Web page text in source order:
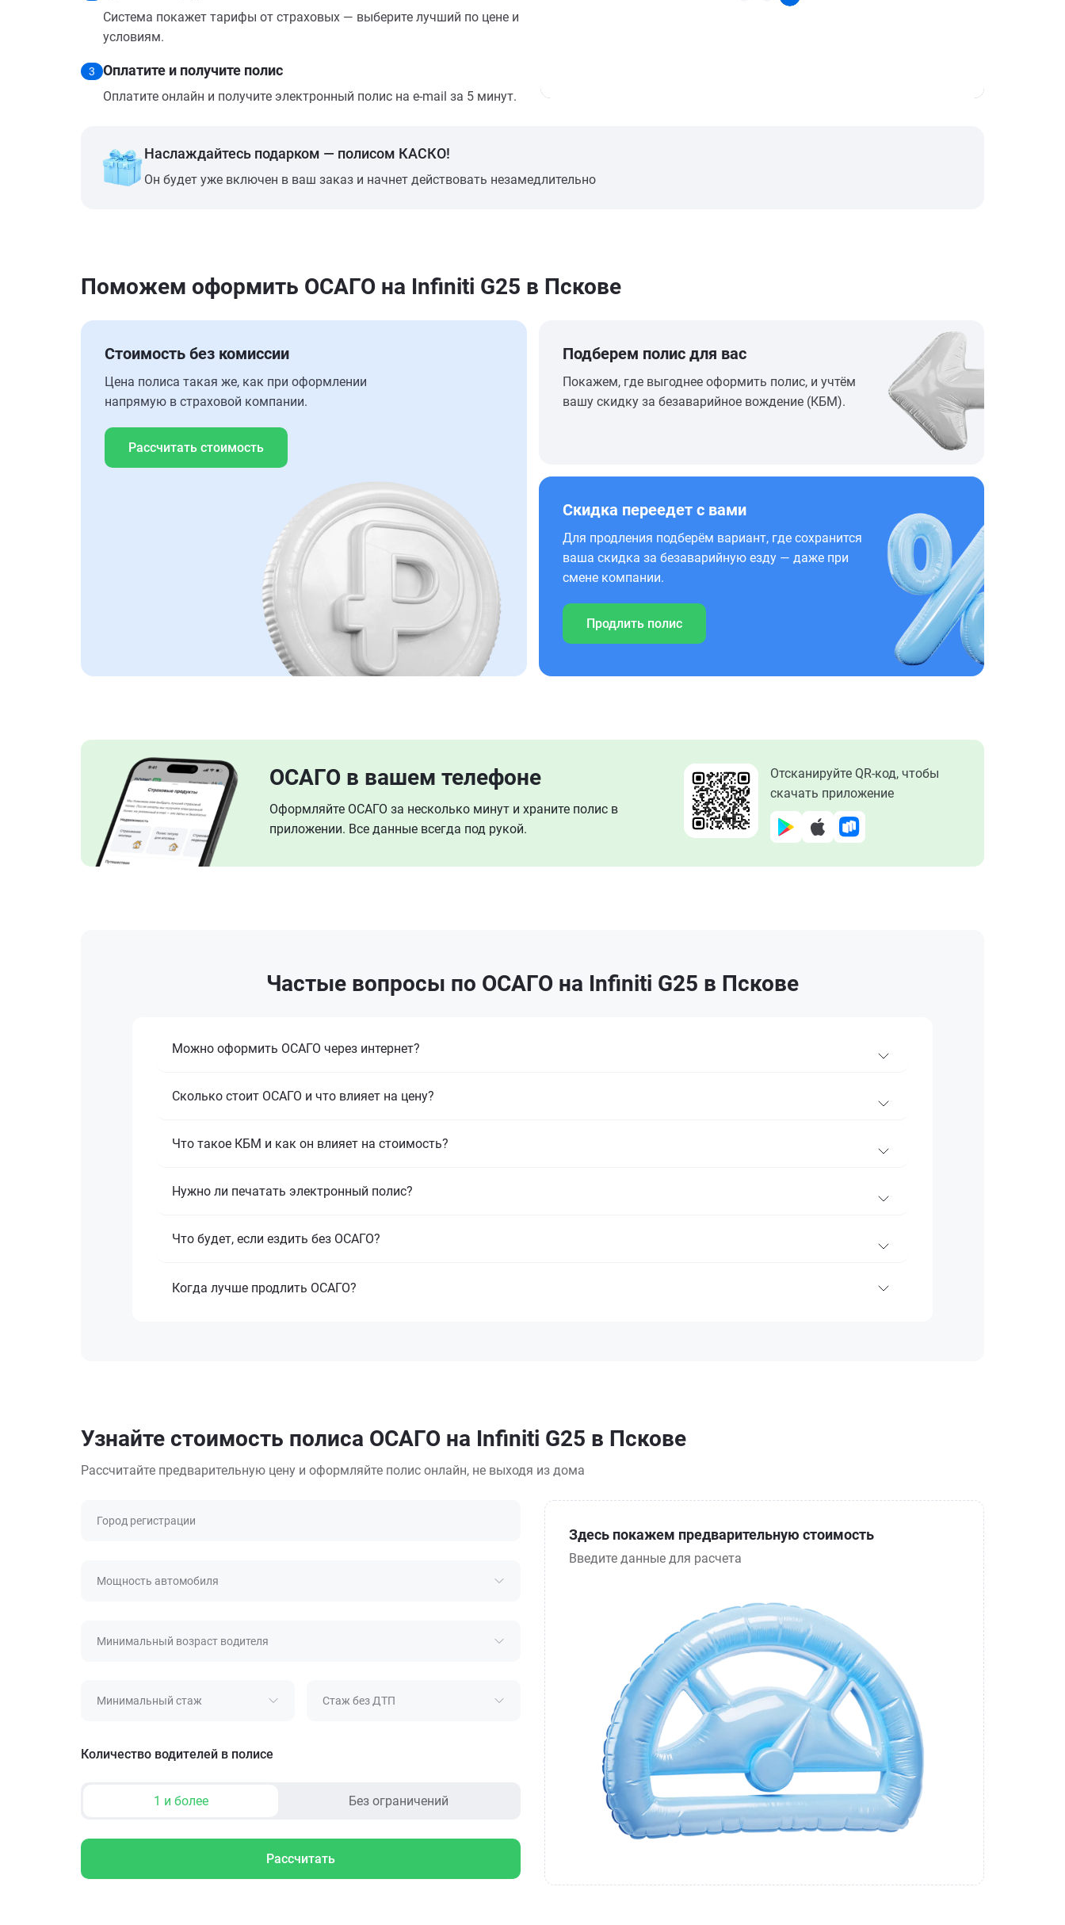
Система покажет тарифы от страховых — выберите лучший по цене и
условиям.
3 Оплатите и получите полис
Оплатите онлайн и получите электронный полис на e-mail за 5 минут.
Наслаждайтесь подарком — полисом КАСКО!
Он будет уже включен в ваш заказ и начнет действовать незамедлительно
Поможем оформить ОСАГО на Infiniti G25 в Пскове
Стоимость без комиссии
Цена полиса такая же, как при оформлении
напрямую в страховой компании.
Рассчитать стоимость
Подберем полис для вас
Покажем, где выгоднее оформить полис, и учтём
вашу скидку за безаварийное вождение (КБМ).
Скидка переедет с вами
Для продления подберём вариант, где сохранится
ваша скидка за безаварийную езду — даже при
смене компании.
Продлить полис
ОСАГО в вашем телефоне
Оформляйте ОСАГО за несколько минут и храните полис в
приложении. Все данные всегда под рукой.
Отсканируйте QR-код, чтобы
скачать приложение
Частые вопросы по ОСАГО на Infiniti G25 в Пскове
Можно оформить ОСАГО через интернет?
Сколько стоит ОСАГО и что влияет на цену?
Что такое КБМ и как он влияет на стоимость?
Нужно ли печатать электронный полис?
Что будет, если ездить без ОСАГО?
Когда лучше продлить ОСАГО?
Узнайте стоимость полиса ОСАГО на Infiniti G25 в Пскове
Рассчитайте предварительную цену и оформляйте полис онлайн, не выходя из дома
Город регистрации
Мощность автомобиля
Минимальный возраст водителя
Минимальный стаж Стаж без ДТП
Количество водителей в полисе
1 и более Без ограничений
Рассчитать
Здесь покажем предварительную стоимость
Введите данные для расчета